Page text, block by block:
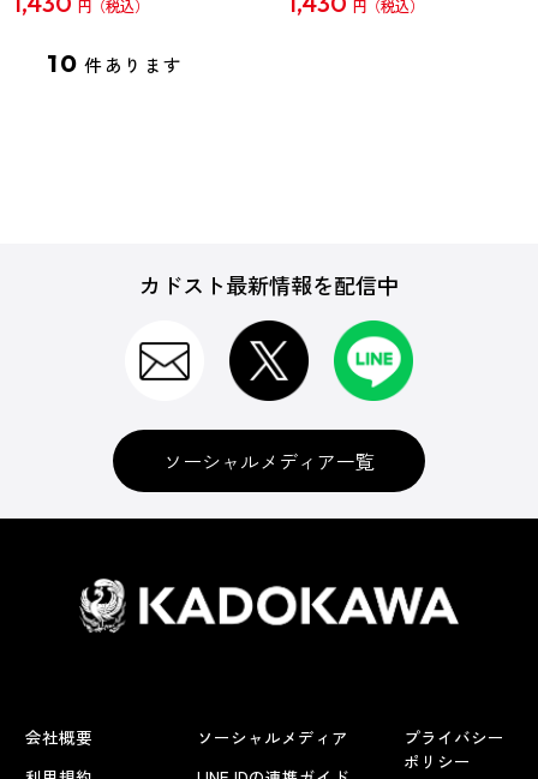
円 円
10 件あります
カドスト最新情報を配信中
ソーシャルメディア一覧
会社概要
ソーシャルメディア
プライバシー
ポリシー